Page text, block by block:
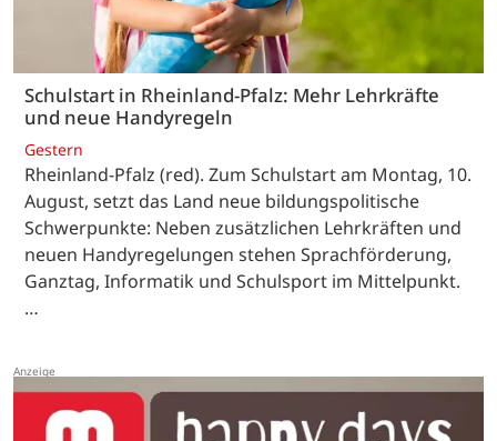
Schulstart in Rheinland-Pfalz: Mehr Lehrkräfte
und neue Handyregeln
Gestern
Rheinland-Pfalz (red). Zum Schulstart am Montag, 10.
August, setzt das Land neue bildungspolitische
Schwerpunkte: Neben zusätzlichen Lehrkräften und
neuen Handyregelungen stehen Sprachförderung,
Ganztag, Informatik und Schulsport im Mittelpunkt.
…